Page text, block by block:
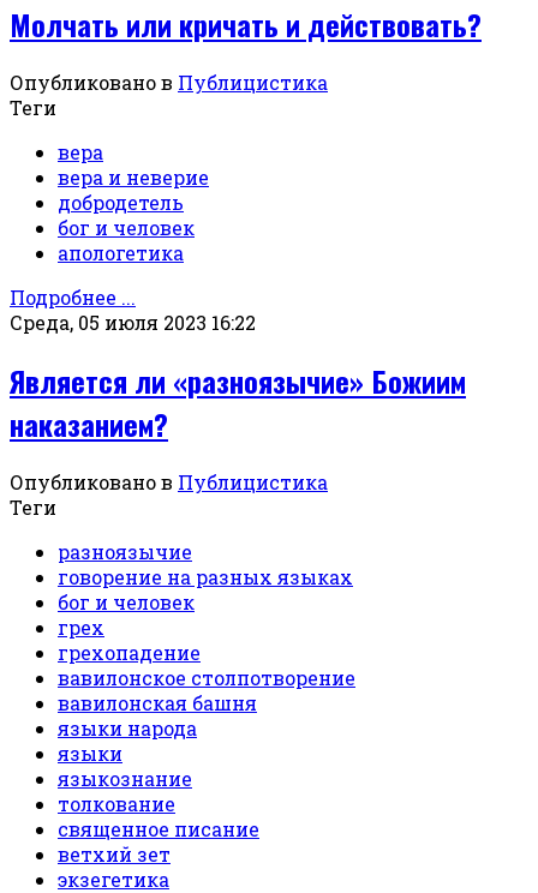
Молчать или кричать и действовать?
Опубликовано в Публицистика
Теги
вера
вера и неверие
добродетель
бог и человек
апологетика
Подробнее ...
Среда, 05 июля 2023 16:22
Является ли «разноязычие» Божиим
наказанием?
Опубликовано в Публицистика
Теги
разноязычие
говорение на разных языках
бог и человек
грех
грехопадение
вавилонское столпотворение
вавилонская башня
языки народа
языки
языкознание
толкование
священное писание
ветхий зет
экзегетика